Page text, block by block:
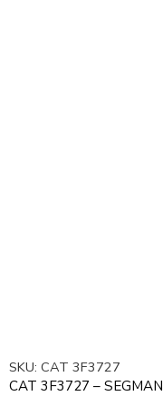
SKU: CAT 3F3727
CAT 3F3727 – SEGMAN